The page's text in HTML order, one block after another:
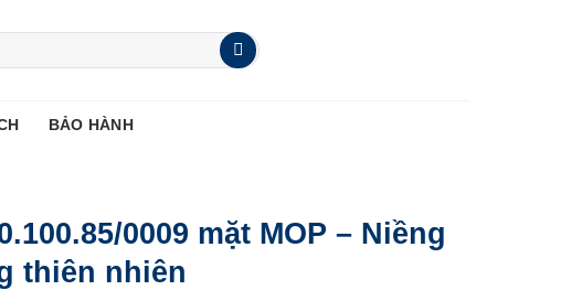
BẢO HÀNH
0009 mặt MOP – Niềng
thiên nhiên